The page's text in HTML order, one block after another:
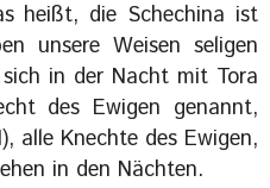
heißt, die Schechina ist
unsere Weisen seligen
in der Nacht mit Tora
des Ewigen ge‎nannt,
alle Knechte des Ewigen,
in den Nächten.